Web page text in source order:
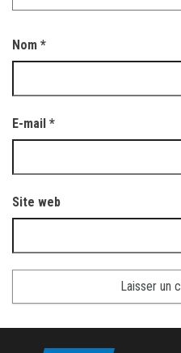
Nom *
E-mail *
Site web